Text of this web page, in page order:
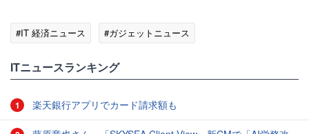
#IT 経済ニュース #ガジェットニュース
ITニュースランキング
1 楽天銀行アプリでカード請求額も